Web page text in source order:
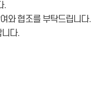
.
와 협조를 부탁드립니다.
다.